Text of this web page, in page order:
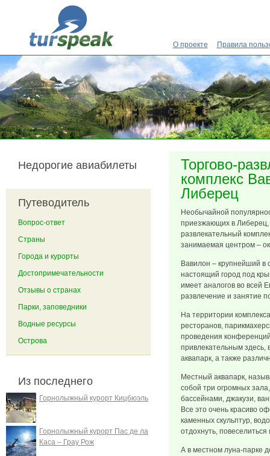
Перейти к основному содержанию
О проекте Правила
Торгово-
комплекс
Либерец
Необычайной
приезжающих в Либерец,
развлекательный
занимаемая центром –
Вавилон – крупнейший в
настоящий город под
имеет аналогов во всей
развлечение и занятие
На территории
ресторанов,
проведения
привлекательным здесь,
аквапарк, а также
Местный аквапарк,
собой три огромных
бассейнами, джакузи,
Все это очень красиво
каменных скульптур,
отдохнуть,
А в местном луна-парке
Недорогие авиабилеты
Путеводитель
Вопрос-ответ
Страны
Города и курорты
Достопримечательности
Отзывы о странах
Парки, заповедники
Водные ресурсы
Острова
Из последнего
Горнолыжный курорт Кицбюэль
Горнолыжный курорт Пас де ла
Каса – Грау Рож